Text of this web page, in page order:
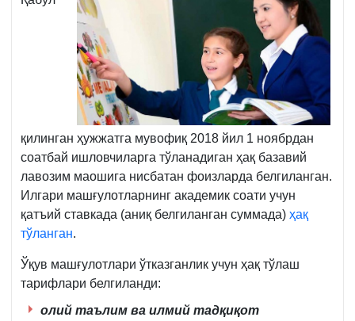
қилинган ҳужжатга мувофиқ 2018 йил 1 ноябрдан
соатбай ишловчиларга тўланадиган ҳақ базавий
лавозим маошига нисбатан фоизларда белгиланган.
Илгари машғулотларнинг академик соати учун
қатъий ставкада (аниқ белгиланган суммада) ҳақ
тўланган.
Ўқув машғулотлари ўтказганлик учун ҳақ тўлаш
тарифлари белгиланди:
олий таълим ва илмий тадқиқот